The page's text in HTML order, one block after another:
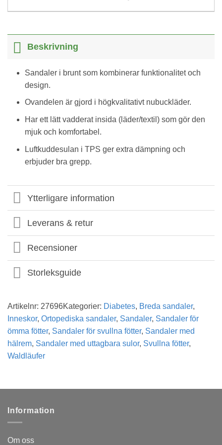
Beskrivning
Sandaler i brunt som kombinerar funktionalitet och
design.
Ovandelen är gjord i högkvalitativt nubuckläder.
Har ett lätt vadderat insida (läder/textil) som gör den
mjuk och komfortabel.
Luftkuddesulan i TPS ger extra dämpning och
erbjuder bra grepp.
Ytterligare information
Leverans & retur
Recensioner
Storleksguide
Artikelnr: 27696Kategorier: Diabetes, Breda sandaler,
Inneskor, Ortopediska sandaler, Sandaler, Sandaler för
ömma fötter, Sandaler för svullna fötter, Sandaler med
hälrem, Sandaler med uttagbara sulor, Svullna fötter,
Waldläufer
Information
Om oss